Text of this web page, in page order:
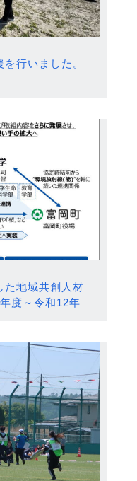
行いました。
た地域共創人材
度～令和12年